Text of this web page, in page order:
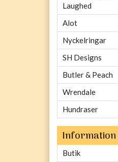
Laughed
Alot
Nyckelringar
SH Designs
Butler & Peach
Wrendale
Hundraser
Information
Butik